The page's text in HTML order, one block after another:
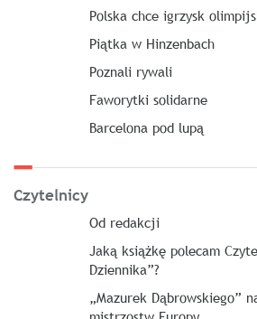
Polska chce igrzysk
Piątka w Hinzenbach
Poznali rywali
Faworytki solidarne
Barcelona pod lupą
Czytelnicy
Od redakcji
Jaką książkę polecam
Dziennika”?
„Mazurek Dąbrowskiego”